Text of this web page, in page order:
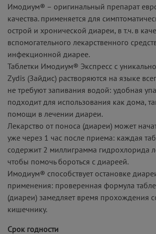
Имодиум® – оригинальный препарат
качества. применяется для
острой и хронической диареи, в т.ч. в
вспомогательного лекарственного
инфекционной диарее.
Таблетки Имодиум® Экспресс с
Zydis (Зайдис) растворяются на языке
не требуют запивания водой: удобная
подходит для использования как дома,
помощи в лечении диареи.
Лекарство от поноса (диареи) может
уже через 1 час после приема: каждая
содержит 2 миллиграмма гидрохлорида
чтобы помочь бороться с диареей.
Имодиум® способствует остановке
применения: проверенная формула
(диареи) замедляет время прохождения
кишечнику.
Срок годности